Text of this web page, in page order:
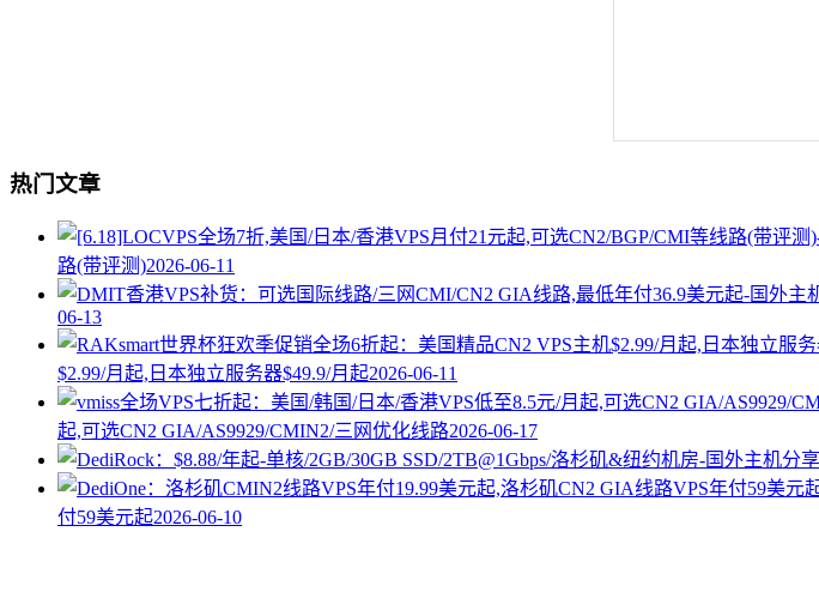
热门文章
路(带评测)2026-06-11
06-13
$2.99/月起,日本独立服务器$49.9/月起2026-06-11
起,可选CN2 GIA/AS9929/CMIN2/三网优化线路2026-06-17
付59美元起2026-06-10